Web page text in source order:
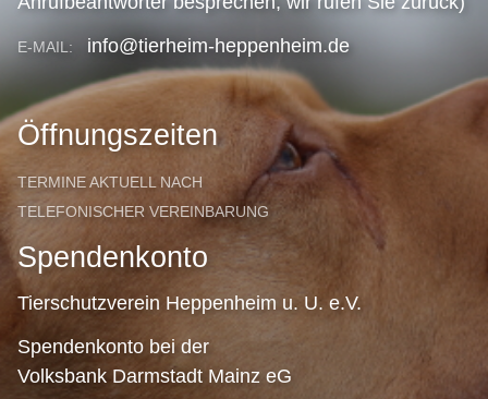
E-MAIL: info@tierheim-heppenheim.de
Öffnungszeiten
TERMINE AKTUELL NACH
TELEFONISCHER VEREINBARUNG
Spendenkonto
Tierschutzverein Heppenheim u. U. e.V.
Spendenkonto bei der
Volksbank Darmstadt Mainz eG